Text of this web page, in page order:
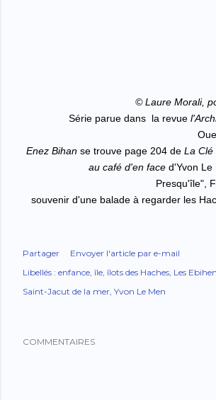
© Laure Morali,
Série parue dans la revue
Enez Bihan se trouve page 204 de La Clé
au café d'en face d'Yvon Le
Presqu'île",
souvenir d'une balade à regarder les
Partager
Envoyer l'article par e-mail
Libellés : enfance île îlots des Haches Les
Saint-Jacut de la mer Yvon Le Men
COMMENTAIRES